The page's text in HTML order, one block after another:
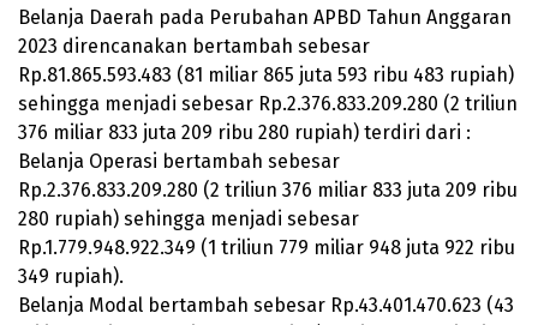
Belanja Daerah pada Perubahan APBD Tahun Anggaran
2023 direncanakan bertambah sebesar
Rp.81.865.593.483 (81 miliar 865 juta 593 ribu 483 rupiah)
sehingga menjadi sebesar Rp.2.376.833.209.280 (2 triliun
376 miliar 833 juta 209 ribu 280 rupiah) terdiri dari :
Belanja Operasi bertambah sebesar
Rp.2.376.833.209.280 (2 triliun 376 miliar 833 juta 209 ribu
280 rupiah) sehingga menjadi sebesar
Rp.1.779.948.922.349 (1 triliun 779 miliar 948 juta 922 ribu
349 rupiah).
Belanja Modal bertambah sebesar Rp.43.401.470.623 (43